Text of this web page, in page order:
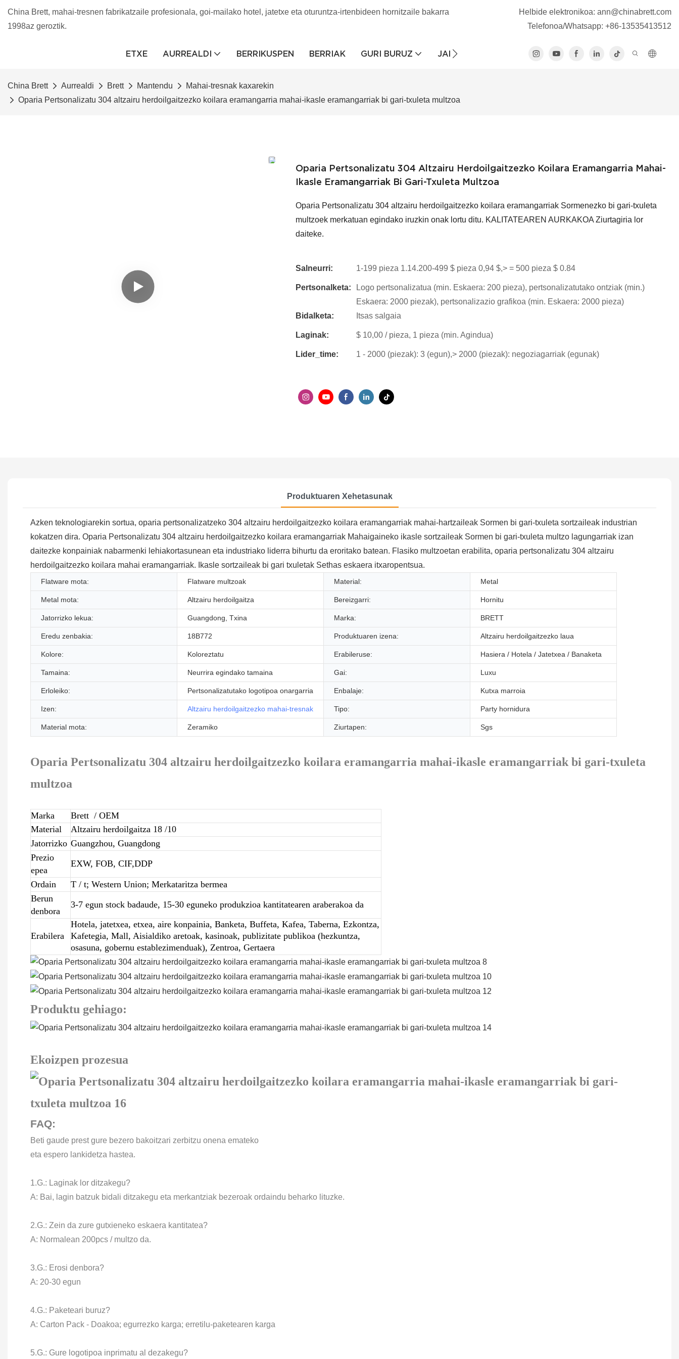
China Brett, mahai-tresnen fabrikatzaile profesionala, goi-mailako hotel, jatetxe eta oturuntza-irtenbideen hornitzaile bakarra
1998az geroztik.
Helbide elektronikoa: ann@chinabrett.com
Telefonoa/Whatsapp: +86-13535413512
ETXE AURREALDI BERRIKUSPEN BERRIAK GURI BURUZ JAR ZAITEZ GUREKIN HARREMANETAN
China Brett Aurrealdi Brett Mantendu
Mahai-tresnak kaxarekin
Oparia Pertsonalizatu 304 altzairu herdoilgaitzezko koilara eramangarria mahai-ikasle eramangarriak bi gari-txuleta multzoa
Oparia Pertsonalizatu 304 Altzairu Herdoilgaitzezko Koilara Eramangarria Mahai-
Ikasle Eramangarriak Bi Gari-Txuleta Multzoa
Oparia Pertsonalizatu 304 altzairu herdoilgaitzezko koilara eramangarriak Sormenezko bi gari-txuleta
multzoek merkatuan egindako iruzkin onak lortu ditu. KALITATEAREN AURKAKOA Ziurtagiria lor
daiteke.
Salneurri: 1-199 pieza 1.14.200-499 $ pieza 0,94 $,> = 500 pieza $ 0.84
Pertsonalketa:
Logo pertsonalizatua (min. Eskaera: 200 pieza), pertsonalizatutako ontziak (min.)
Eskaera: 2000 piezak), pertsonalizazio grafikoa (min. Eskaera: 2000 pieza)
Bidalketa:
Itsas salgaia
Laginak: $ 10,00 / pieza, 1 pieza (min. Agindua)
Lider_time: 1 - 2000 (piezak): 3 (egun),> 2000 (piezak): negoziagarriak (egunak)
Produktuaren Xehetasunak
Azken teknologiarekin sortua, oparia pertsonalizatzeko 304 altzairu herdoilgaitzezko koilara eramangarriak mahai-hartzaileak Sormen bi gari-txuleta sortzaileak industrian
kokatzen dira. Oparia Pertsonalizatu 304 altzairu herdoilgaitzezko koilara eramangarriak Mahaigaineko ikasle sortzaileak Sormen bi gari-txuleta multzo lagungarriak izan
daitezke konpainiak nabarmenki lehiakortasunean eta industriako liderra bihurtu da eroritako batean. Flasiko multzoetan erabilita, oparia pertsonalizatu 304 altzairu
herdoilgaitzezko koilara mahai eramangarriak. Ikasle sortzaileak bi gari txuletak Sethas eskaera itxaropentsua.
Flatware mota: Flatware multzoak Material: Metal
Metal mota: Altzairu herdoilgaitza Bereizgarri: Hornitu
Jatorrizko lekua: Guangdong, Txina Marka: BRETT
Eredu zenbakia: 18B772 Produktuaren izena: Altzairu herdoilgaitzezko laua
Kolore: Koloreztatu Erabileruse: Hasiera / Hotela / Jatetxea / Banaketa
Tamaina: Neurrira egindako tamaina Gai: Luxu
Erloleiko: Pertsonalizatutako logotipoa onargarria Enbalaje: Kutxa marroia
Izen: Altzairu herdoilgaitzezko mahai-tresnak Tipo: Party hornidura
Material mota: Zeramiko Ziurtapen: Sgs
Oparia Pertsonalizatu 304 altzairu herdoilgaitzezko koilara eramangarria mahai-ikasle eramangarriak bi gari-txuleta
multzoa
Marka Brett / OEM
Material
Altzairu herdoilgaitza 18 /10
Jatorrizko Guangzhou, Guangdong
Prezio
epea
EXW, FOB, CIF,DDP
Ordain
T / t; Western Union; Merkataritza bermea
Berun
denbora
3-7 egun stock badaude, 15-30 eguneko produkzioa kantitatearen araberakoa da
Erabilera
Hotela, jatetxea, etxea, aire konpainia, Banketa, Buffeta, Kafea, Taberna, Ezkontza,
Kafetegia, Mall, Aisialdiko aretoak, kasinoak, publizitate publikoa (hezkuntza,
osasuna, gobernu establezimenduak), Zentroa, Gertaera
Produktu gehiago:
Ekoizpen prozesua
FAQ:
Beti gaude prest gure bezero bakoitzari zerbitzu onena emateko
eta espero lankidetza hastea.
1.G.: Laginak lor ditzakegu?
A: Bai, lagin batzuk bidali ditzakegu eta merkantziak bezeroak ordaindu beharko lituzke.
2.G.: Zein da zure gutxieneko eskaera kantitatea?
A: Normalean 200pcs / multzo da.
3.G.: Erosi denbora?
A: 20-30 egun
4.G.: Paketeari buruz?
A: Carton Pack - Doakoa; egurrezko karga; erretilu-paketearen karga
5.G.: Gure logotipoa inprimatu al dezakegu?